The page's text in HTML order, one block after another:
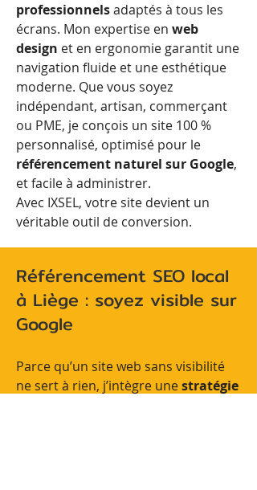
professionnelsadaptés à tous les
écrans. Mon expertise en web
design et en ergonomie garantit une
navigation fluide et une esthétique
moderne. Que vous soyez
indépendant, artisan, commerçant
ou PME, je conçois un site 100 %
personnalisé, optimisé pour le
référencement naturel sur Google,
et facile à administrer.
Avec IXSEL, votre site devient un
véritable outil de conversion.
Référencement SEO local
à Liège : soyez visible sur
Google
Parce qu’un site web sans visibilité
ne sert à rien, j’intègre unestratégie